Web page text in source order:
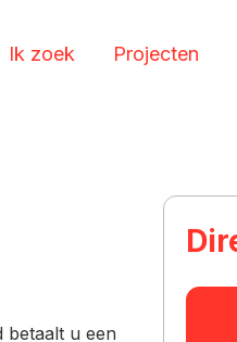
Ik zoek Projecten
betaalt u een